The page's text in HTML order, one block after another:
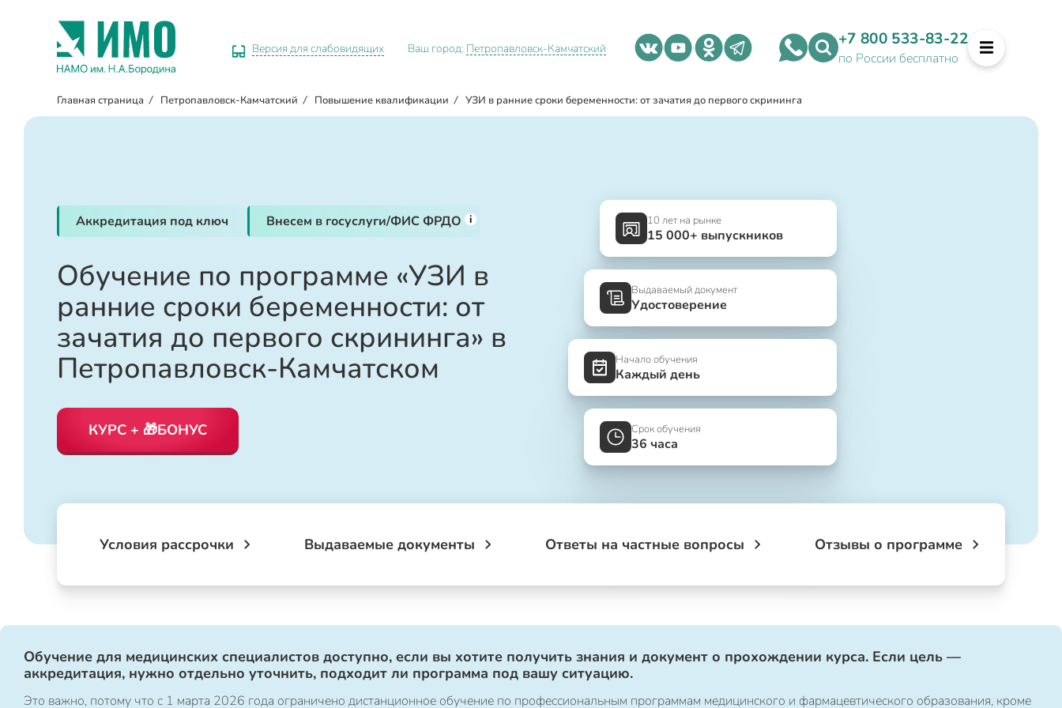
Версия для слабовидящих Ваш город: Петропавловск-Камчатский +7 800 533-83-22
по России бесплатно
Главная страница / Петропавловск-Камчатский / Повышение квалификации / УЗИ в ранние сроки беременности: от зачатия до первого скрининга
Аккредитация под ключ Внесем в госуслуги/ФИС ФРДО i
Обучение по программе «УЗИ в
ранние сроки беременности: от
зачатия до первого скрининга» в
Петропавловск-Камчатском
КУРС + 🎁БОНУС
10 лет на рынке
15 000+ выпускников
Выдаваемый документ
Удостоверение
Начало обучения
Каждый день
Срок обучения
36 часа
Условия рассрочки Выдаваемые документы Ответы на частные вопросы Отзывы о программе
Обучение для медицинских специалистов доступно, если вы хотите получить знания и документ о прохождении курса. Если цель —
аккредитация, нужно отдельно уточнить, подходит ли программа под вашу ситуацию.
Это важно, потому что с 1 марта 2026 года ограничено дистанционное обучение по профессиональным программам медицинского и фармацевтического образования, кроме